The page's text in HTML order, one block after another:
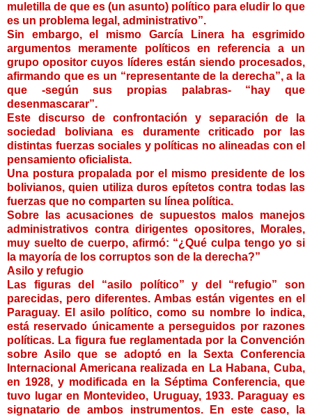
muletilla de que es (un asunto) político para eludir lo que
es un problema legal, administrativo”.
Sin embargo, el mismo García Linera ha esgrimido
argumentos meramente políticos en referencia a un
grupo opositor cuyos líderes están siendo procesados,
afirmando que es un “representante de la derecha”, a la
que -según sus propias palabras- “hay que
desenmascarar”.
Este discurso de confrontación y separación de la
sociedad boliviana es duramente criticado por las
distintas fuerzas sociales y políticas no alineadas con el
pensamiento oficialista.
Una postura propalada por el mismo presidente de los
bolivianos, quien utiliza duros epítetos contra todas las
fuerzas que no comparten su línea política.
Sobre las acusaciones de supuestos malos manejos
administrativos contra dirigentes opositores, Morales,
muy suelto de cuerpo, afirmó: “¿Qué culpa tengo yo si
la mayoría de los corruptos son de la derecha?”
Asilo y refugio
Las figuras del “asilo político” y del “refugio” son
parecidas, pero diferentes. Ambas están vigentes en el
Paraguay. El asilo político, como su nombre lo indica,
está reservado únicamente a perseguidos por razones
políticas. La figura fue reglamentada por la Convención
sobre Asilo que se adoptó en la Sexta Conferencia
Internacional Americana realizada en La Habana, Cuba,
en 1928, y modificada en la Séptima Conferencia, que
tuvo lugar en Montevideo, Uruguay, 1933. Paraguay es
signatario de ambos instrumentos. En este caso, la